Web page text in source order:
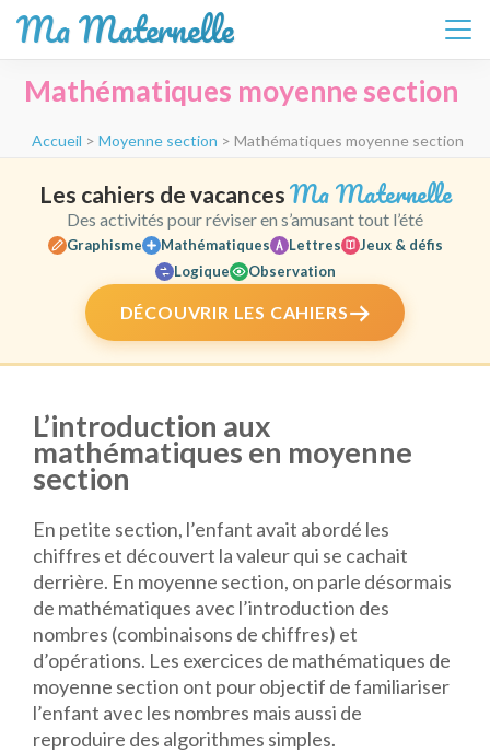
Ma Maternelle
(Pressez
Mathématiques moyenne section
Accueil > Moyenne section > Mathématiques moyenne section
Les cahiers de vacances Ma Maternelle
Des activités pour réviser en s’amusant tout l’été
Graphisme Mathématiques Lettres
Jeux & défis
Logique
Observation
DÉCOUVRIR LES CAHIERS
L’introduction aux
mathématiques en moyenne
section
En petite section, l’enfant avait abordé les
chiffres et découvert la valeur qui se cachait
derrière. En moyenne section, on parle désormais
de mathématiques avec l’introduction des
nombres (combinaisons de chiffres) et
d’opérations. Les exercices de mathématiques de
moyenne section ont pour objectif de familiariser
l’enfant avec les nombres mais aussi de
reproduire des algorithmes simples.